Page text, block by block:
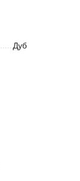
Дуб